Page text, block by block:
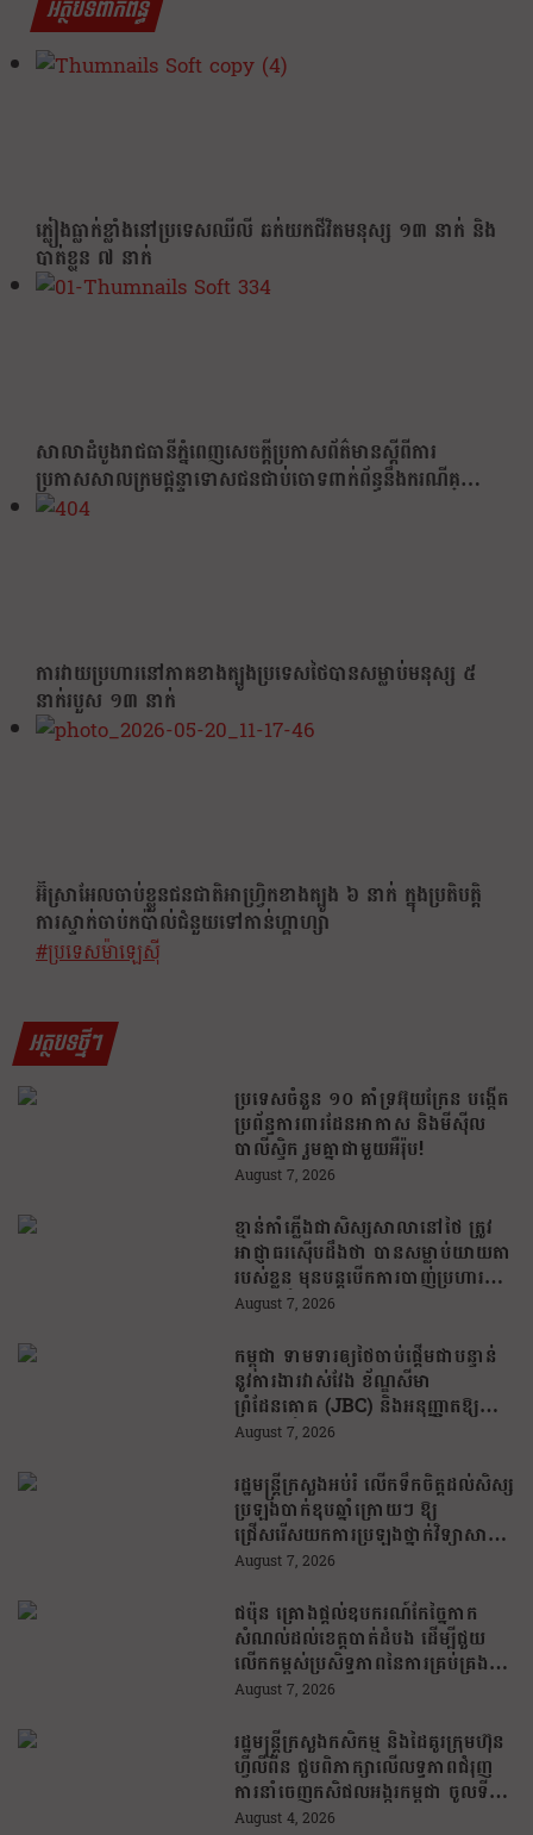
អត្ថបទពាក់ព័ន្ធ
ភ្លៀងធ្លាក់ខ្លាំងនៅប្រទេសឈីលី ឆក់យកជីវិតមនុស្ស ១៣ នាក់ និង
បាត់ខ្លួន ៧ នាក់
សាលាដំបូងរាជធានីភ្នំពេញសេចក្តីប្រកាសព័ត៌មានស្តីពីការ
ប្រកាសសាលក្រមផ្តន្ទាទោសជនជាប់ចោទពាក់ព័ន្ធនឹងករណីគ្…
ការវាយប្រហារនៅភាគខាងត្បូងប្រទេសថៃបានសម្លាប់មនុស្ស ៥
នាក់របួស ១៣ នាក់
អ៊ីស្រាអែលចាប់ខ្លួនជនជាតិអាហ្វ្រិកខាងត្បូង ៦ នាក់ ក្នុងប្រតិបត្តិ
ការស្ទាក់ចាប់កប៉ាល់ជំនួយទៅកាន់ហ្គាហ្សា
Post
#ប្រទេសម៉ាឡេស៊ី
អត្ថបទថ្មីៗ
ប្រទេសចំនួន ១០ គាំទ្រអ៊ុយក្រែន បង្កើត
ប្រព័ន្ធការពារដែនអាកាស និងមីស៊ីល
បាលីស្ទិក រួមគ្នាជាមួយអឺរ៉ុប!
August 7, 2026
ខ្មាន់កាំភ្លើងជាសិស្សសាលានៅថៃ ត្រូវ
អាជ្ញាធរស៊ើបដឹងថា បានសម្លាប់យាយតា
របស់ខ្លួន មុនបន្តបើកការបាញ់ប្រហារនៅ
សាលារៀន
August 7, 2026
កម្ពុជា ទាមទារឲ្យថៃចាប់ផ្តើមជាបន្ទាន់
នូវការងារវាស់វែង ខ័ណ្ឌសីមា
ព្រំដែនគោគ (JBC) និងអនុញ្ញាតឱ្យ
ពលរដ្ឋភៀសសឹកវិលទៅលំនៅឋានវិញ
August 7, 2026
រដ្ឋមន្រ្តីក្រសួងអប់រំ លើកទឹកចិត្តដល់សិស្ស
ប្រឡងបាក់ឌុបឆ្នាំក្រោយៗ ឱ្យ
ជ្រើសរើសយកការប្រឡងថ្នាក់វិទ្យាសាស្ត្រ
ដើម្បីឆ្លើយតបទៅនឹងតម្រូវការធនធាន
August 7, 2026
ជប៉ុន គ្រោងផ្តល់ឧបករណ៍កែច្នៃកាក
សំណល់ដល់ខេត្តបាត់ដំបង ដើម្បីជួយ
លើកកម្ពស់ប្រសិទ្ធភាពនៃការគ្រប់គ្រង
សំណល់
August 7, 2026
រដ្ឋមន្រ្តីក្រសួងកសិកម្ម និងដៃគូរក្រុមហ៊ុន
ហ្វីលីពីន ជួបពិភាក្សាលើលទ្ធភាពជំរុញ
ការនាំចេញកសិផលអង្ករកម្ពុជា ចូលទី
ផ្សារហ្វីលីពីន
August 4, 2026